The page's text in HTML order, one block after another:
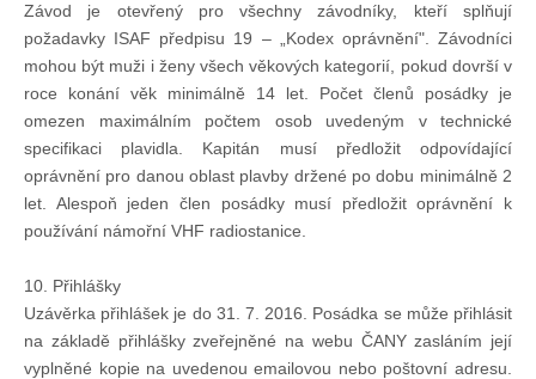
Závod je otevřený pro všechny závodníky, kteří splňují
požadavky ISAF předpisu 19 – „Kodex oprávnění". Závodníci
mohou být muži i ženy všech věkových kategorií, pokud dovrší v
roce konání věk minimálně 14 let. Počet členů posádky je
omezen maximálním počtem osob uvedeným v technické
specifikaci plavidla. Kapitán musí předložit odpovídající
oprávnění pro danou oblast plavby držené po dobu minimálně 2
let. Alespoň jeden člen posádky musí předložit oprávnění k
používání námořní VHF radiostanice.
10. Přihlášky
Uzávěrka přihlášek je do 31. 7. 2016. Posádka se může přihlásit
na základě přihlášky zveřejněné na webu ČANY zasláním její
vyplněné kopie na uvedenou emailovou nebo poštovní adresu.